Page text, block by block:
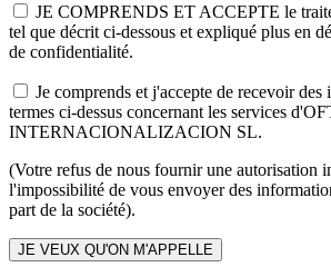
JE COMPRENDS ET ACCEPTE le
tel que décrit ci-dessous et expliqué plus en
de confidentialité.
Je comprends et j'accepte de recevoir des
termes ci-dessus concernant les services
INTERNACIONALIZACION SL.
(Votre refus de nous fournir une autorisation
l'impossibilité de vous envoyer des
part de la société).